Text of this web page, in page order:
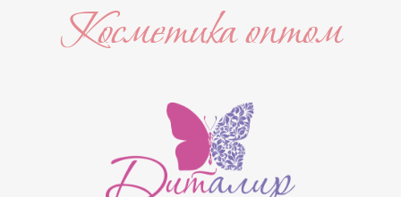
Косметика оптом